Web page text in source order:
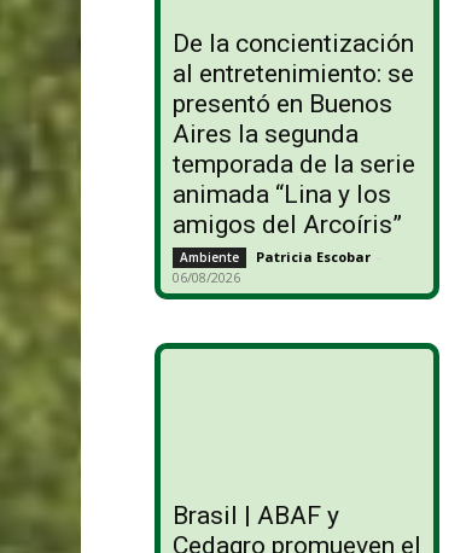
De la concientización
al entretenimiento: se
presentó en Buenos
Aires la segunda
temporada de la serie
animada “Lina y los
amigos del Arcoíris”
Ambiente Patricia Escobar -
06/08/2026
Brasil | ABAF y
Cedagro promueven el